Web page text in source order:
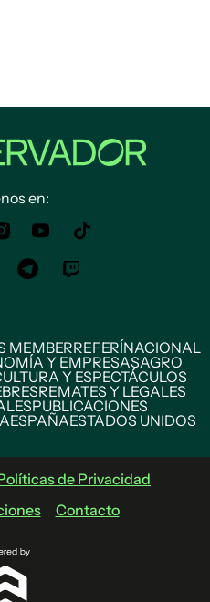
en:
MEMBERREFERÍNACIONAL
Y EMPRESASAGRO
Y ESPECTÁCULOS
REMATES Y LEGALES
PUBLICACIONES
ESPAÑAESTADOS UNIDOS
de Privacidad
Contacto